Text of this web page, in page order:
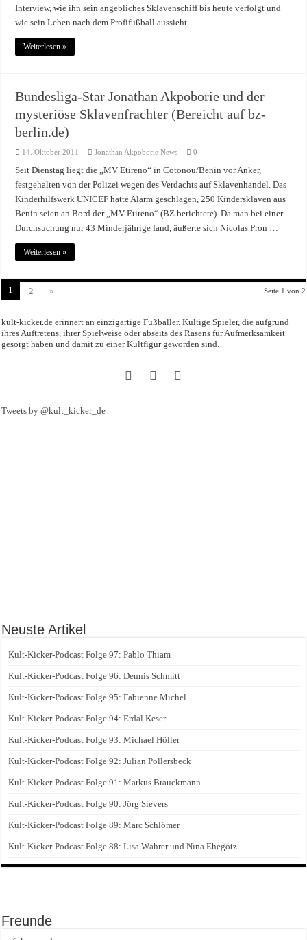
Interview, wie ihn sein angebliches Sklavenschiff bis heute verfolgt und
wie sein Leben nach dem Profifußball aussieht.
Weiterlesen »
Bundesliga-Star Jonathan Akpoborie und der
mysteriöse Sklavenfrachter (Bereicht auf bz-
berlin.de)
14. Oktober 2011 Jonathan Akpoborie News 0
Seit Dienstag liegt die „MV Etireno“ in Cotonou/Benin vor Anker,
festgehalten von der Polizei wegen des Verdachts auf Sklavenhandel. Das
Kinderhilfswerk UNICEF hatte Alarm geschlagen, 250 Kindersklaven aus
Benin seien an Bord der „MV Etireno“ (BZ berichtete). Da man bei einer
Durchsuchung nur 43 Minderjährige fand, äußerte sich Nicolas Pron …
Weiterlesen »
Seite 1 von 2
1 2 »
kult-kicker.de erinnert an einzigartige Fußballer. Kultige Spieler, die aufgrund
ihres Auftretens, ihrer Spielweise oder abseits des Rasens für Aufmerksamkeit
gesorgt haben und damit zu einer Kultfigur geworden sind.
Tweets by @kult_kicker_de
Neuste Artikel
Kult-Kicker-Podcast Folge 97: Pablo Thiam
Kult-Kicker-Podcast Folge 96: Dennis Schmitt
Kult-Kicker-Podcast Folge 95: Fabienne Michel
Kult-Kicker-Podcast Folge 94: Erdal Keser
Kult-Kicker-Podcast Folge 93: Michael Höller
Kult-Kicker-Podcast Folge 92: Julian Pollersbeck
Kult-Kicker-Podcast Folge 91: Markus Brauckmann
Kult-Kicker-Podcast Folge 90: Jörg Sievers
Kult-Kicker-Podcast Folge 89: Marc Schlömer
Kult-Kicker-Podcast Folge 88: Lisa Währer und Nina Ehegötz
Freunde